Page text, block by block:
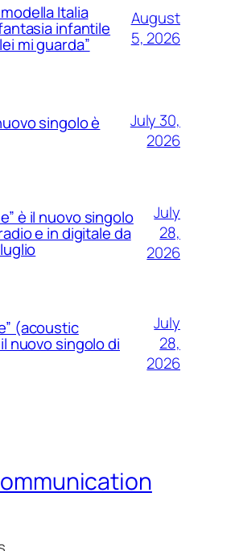
Italia
infantile
mi guarda”
August
5, 2026
singolo è
July 30,
2026
è il nuovo singolo
e in digitale da
July
28,
2026
(acoustic
nuovo singolo di
July
28,
2026